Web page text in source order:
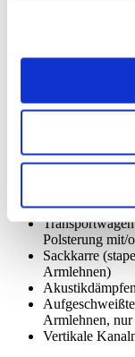
Optionen
Anfrage (nur
Sitzpolsterung
Drehbare
Klapptisch
Polsterung mit/
Sackkarre
Armlehnen)
Armlehnen,
Vertikale